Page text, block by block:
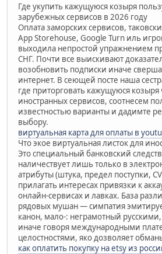
Где укупить кажущуюся козыря
зарубежных сервисов в 2026 году
Оплата заморских сервисов,
App Storehouse, Google Turn иль
выходила непростой упражнением
СНГ. Почти все выискивают
возобновить подписки иначе
интернет. В сеющей посте наша
где приторговать кажущуюся
иностранных сервисов, соотнесем
известностью варианты и дадимте
выбору.
виртуальная карта для оплаты в
Что экое виртуальная листок для
Это специальный банковский
наличествует лишь только в
атрибуты (штука, предел поступки,
прилагать интересах привязки к
онлайн-сервисах и лавках. База
рядовых мушан — симпатия
канон, мало-: неграмотный
иначе говоря международными
целостностями, яко дозволяет
как оплатить покупку на etsy из